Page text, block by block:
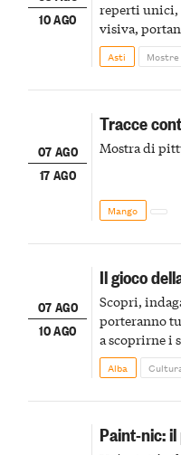
10 AGO
reperti unici,
visiva,
della scena le
Asti Mostre
07 AGO
17 AGO
Tracce
Mostra di
Mango
07 AGO
10 AGO
Il gioco
Scopri,
porteranno
a scoprirne i
Alba
Paint-nic: